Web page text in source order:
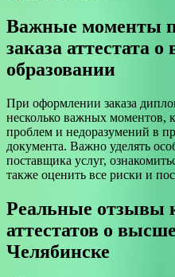
Важные моменты
заказа аттестата
образовании
При оформлении заказа
несколько важных моментов,
проблем и недоразумений в
документа. Важно уделять
поставщика услуг,
также оценить все риски и
Реальные отзывы
аттестатов о
Челябинске